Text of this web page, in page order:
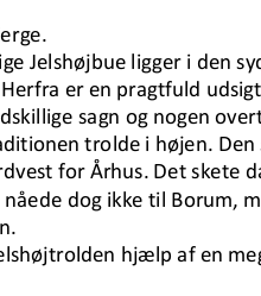
Jelshøjbue ligger i den
er en pragtfuld
sagn og nogen
trolde i højen. Den
for Århus. Det skete
dog ikke til Borum,
hjælp af en